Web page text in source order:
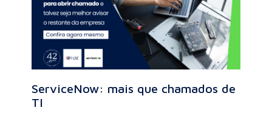
ServiceNow: mais que chamados de
TI